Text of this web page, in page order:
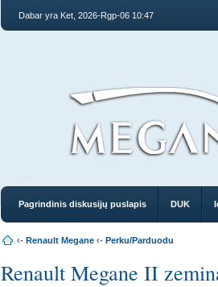
Dabar yra Ket, 2026-Rgp-06 10:47
Pagrindinis diskusijų puslapis DUK
‹- Renault Megane ‹- Perku/Parduodu
Renault Megane II